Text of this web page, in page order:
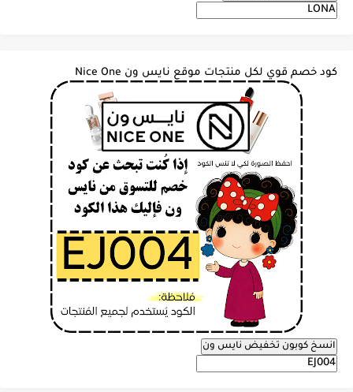
كود خصم قوي لكل منتجات موقع نايس ون Nice One
انسخ كوبون تخفيض نايس ون